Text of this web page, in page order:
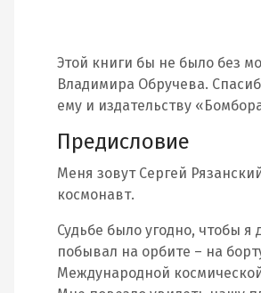
Этой книги бы не было без
Владимира Обручева.
ему и издательству
Предисловие
Меня зовут Сергей
космонавт.
Судьбе было угодно, чтобы я
побывал на орбите – на
Международной